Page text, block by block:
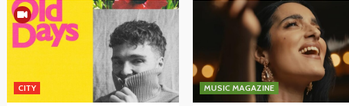
CITY MUSIC MAGAZINE